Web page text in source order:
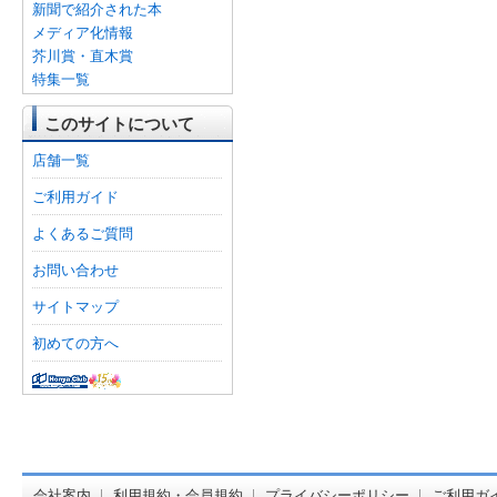
新聞で紹介された本
メディア化情報
芥川賞・直木賞
特集一覧
このサイトについて
店舗一覧
ご利用ガイド
よくあるご質問
お問い合わせ
サイトマップ
初めての方へ